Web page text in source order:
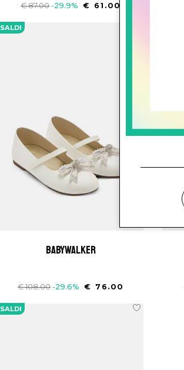
€ 87.00 -29.9% € 61.00
SALDI
babywalker
€ 108.00 -29.6% € 76.00
SALDI